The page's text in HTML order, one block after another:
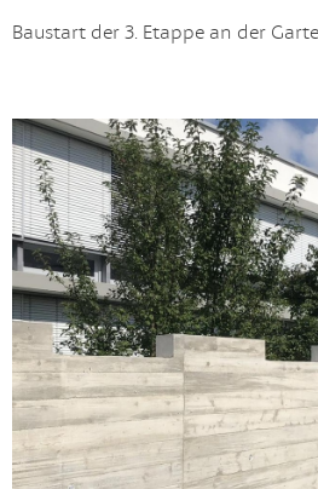
Baustart der 3. Etappe an der